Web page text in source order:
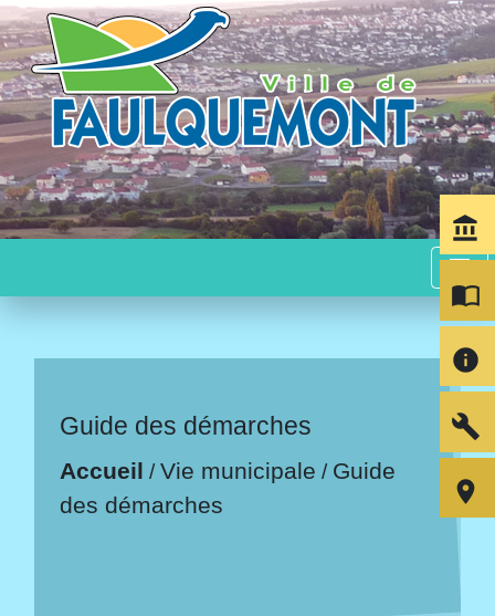
menu
Guide des démarches
Accueil /Vie municipale / Guide
des démarches
account_balance
import_contacts
info
build
room